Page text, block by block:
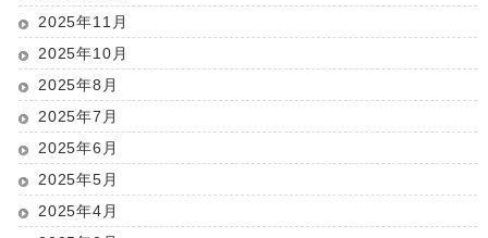
2025年11月
2025年10月
2025年8月
2025年7月
2025年6月
2025年5月
2025年4月